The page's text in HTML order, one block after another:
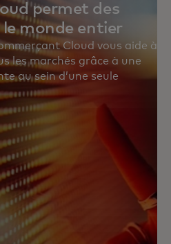
permet des
monde entier
Cloud vous aide à
les marchés grâce à une
au sein d’une seule